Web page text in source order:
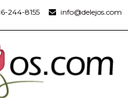
244-8155 info@delejos.com